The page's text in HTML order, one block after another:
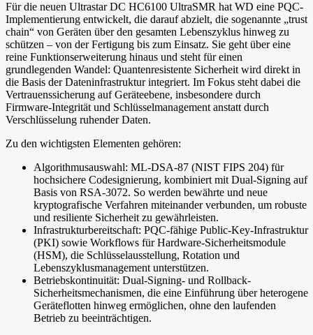
Für die neuen Ultrastar DC HC6100 UltraSMR hat WD eine PQC-
Implementierung entwickelt, die darauf abzielt, die sogenannte „trust
chain“ von Geräten über den gesamten Lebenszyklus hinweg zu
schützen – von der Fertigung bis zum Einsatz. Sie geht über eine
reine Funktionserweiterung hinaus und steht für einen
grundlegenden Wandel: Quantenresistente Sicherheit wird direkt in
die Basis der Dateninfrastruktur integriert. Im Fokus steht dabei die
Vertrauenssicherung auf Geräteebene, insbesondere durch
Firmware-Integrität und Schlüsselmanagement anstatt durch
Verschlüsselung ruhender Daten.
Zu den wichtigsten Elementen gehören:
Algorithmusauswahl: ML-DSA-87 (NIST FIPS 204) für
hochsichere Codesignierung, kombiniert mit Dual-Signing auf
Basis von RSA-3072. So werden bewährte und neue
kryptografische Verfahren miteinander verbunden, um robuste
und resiliente Sicherheit zu gewährleisten.
Infrastrukturbereitschaft: PQC-fähige Public-Key-Infrastruktur
(PKI) sowie Workflows für Hardware-Sicherheitsmodule
(HSM), die Schlüsselausstellung, Rotation und
Lebenszyklusmanagement unterstützen.
Betriebskontinuität: Dual-Signing- und Rollback-
Sicherheitsmechanismen, die eine Einführung über heterogene
Geräteflotten hinweg ermöglichen, ohne den laufenden
Betrieb zu beeinträchtigen.